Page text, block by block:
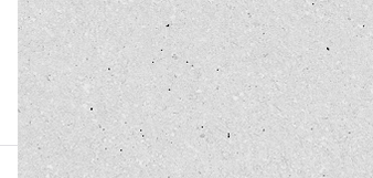
38th MOONEYES Street Car
Nationals (R) 2026 ポスター
880円
(税込)
American
Autograph
2,200円 (税込)